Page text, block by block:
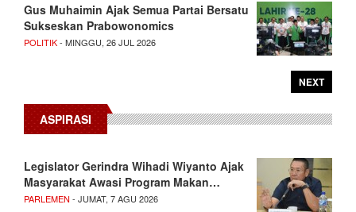
Gus Muhaimin Ajak Semua Partai Bersatu
Sukseskan Prabowonomics
POLITIK- MINGGU, 26 JUL 2026
NEXT
ASPIRASI
Legislator Gerindra Wihadi Wiyanto Ajak
Masyarakat Awasi Program Makan…
PARLEMEN - JUMAT, 7 AGU 2026